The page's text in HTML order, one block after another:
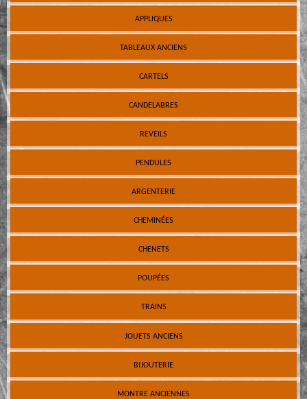
APPLIQUES
TABLEAUX ANCIENS
CARTELS
CANDELABRES
REVEILS
PENDULES
ARGENTERIE
CHEMINÉES
CHENETS
POUPÉES
TRAINS
JOUETS ANCIENS
BIJOUTERIE
MONTRE ANCIENNES